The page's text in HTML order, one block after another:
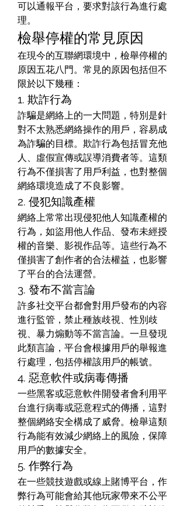
可以通報平台，要求對該行為進行處
理。
檢舉停權的常見原因
在現今的互聯網環境中，檢舉停權的
原因五花八門。常見的原因包括但不
限於以下幾種：
1. 欺詐行為
詐騙是網絡上的一大問題，特別是針
對不太熟悉網絡操作的用戶，容易成
為詐騙的目標。欺詐行為包括冒充他
人、虛假宣傳或誤導消費者等。這類
行為不僅損害了用戶利益，也對整個
網絡環境造成了不良影響。
2. 侵犯知識產權
網絡上常常出現侵犯他人知識產權的
行為，如盜用他人作品、發布未經授
權的音樂、影視作品等。這些行為不
僅損害了創作者的合法權益，也影響
了平台的合法運營。
3. 發布不當言論
許多社交平台都會對用戶發布的內容
進行監管，禁止種族歧視、性別歧
視、暴力煽動等不當言論。一旦發現
此類言論，平台會根據用戶的舉報進
行處理，包括停權該用戶的帳號。
4. 惡意軟件或病毒傳播
一些黑客或惡意軟件開發者會利用平
台進行病毒或惡意程式的傳播，這對
整個網絡安全構成了威脅。檢舉這類
行為能有效減少網絡上的風險，保障
用戶的數據安全。
5. 作弊行為
在一些競技遊戲或線上賭博平台，作
弊行為可能會給其他玩家帶來不公平